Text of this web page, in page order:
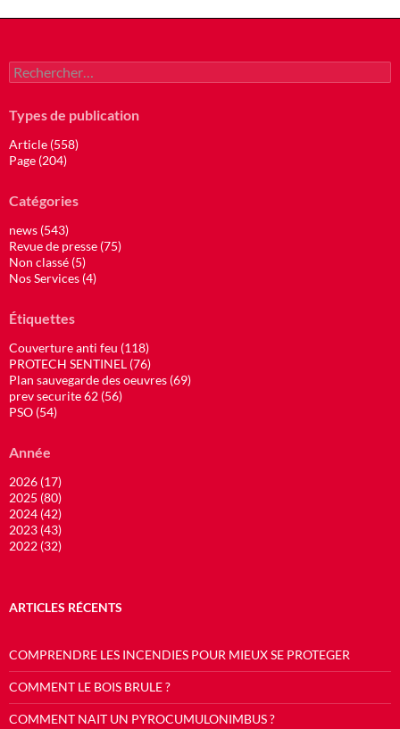
Rechercher :
Types de publication
Article (558)
Page (204)
Catégories
news (543)
Revue de presse (75)
Non classé (5)
Nos Services (4)
Étiquettes
Couverture anti feu (118)
PROTECH SENTINEL (76)
Plan sauvegarde des oeuvres (69)
prev securite 62 (56)
PSO (54)
Année
2026 (17)
2025 (80)
2024 (42)
2023 (43)
2022 (32)
ARTICLES RÉCENTS
COMPRENDRE LES INCENDIES POUR MIEUX SE PROTEGER
COMMENT LE BOIS BRULE ?
COMMENT NAIT UN PYROCUMULONIMBUS ?